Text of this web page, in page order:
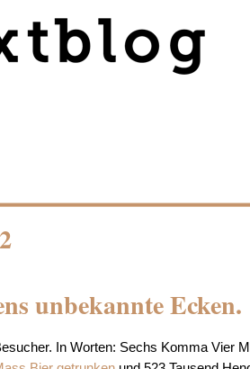
unbekannte Ecken.
In Worten: Sechs Komma Vier